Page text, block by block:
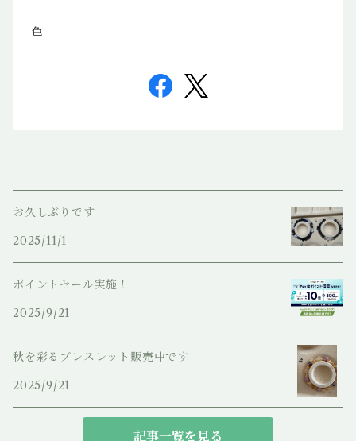
色
お久しぶりです
2025/11/1
ポイントセール実施！
2025/9/21
秋を彩るブレスレット販売中です
2025/9/21
記事一覧を見る